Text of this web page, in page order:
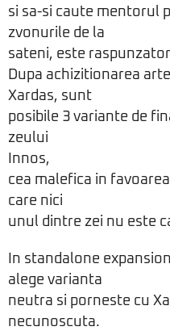
si sa-si caute mentorul
zvonurile de la
sateni, este
Dupa achizitionarea
Xardas, sunt
posibile 3 variante de
zeului
Innos,
cea malefica in
care nici
unul dintre zei nu este
In standalone
alege varianta
neutra si porneste cu
necunoscuta.